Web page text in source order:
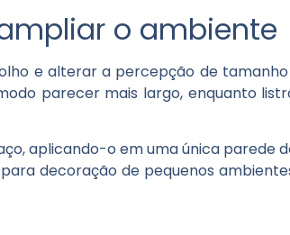
o ambiente
e alterar a percepção de
parecer mais largo, enquanto
aplicando-o em uma única parede
decoração de pequenos